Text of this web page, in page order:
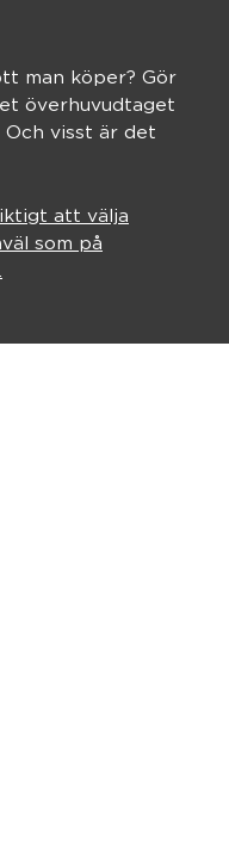
man köper? Gör
överhuvudtaget
visst är det
att välja
som på